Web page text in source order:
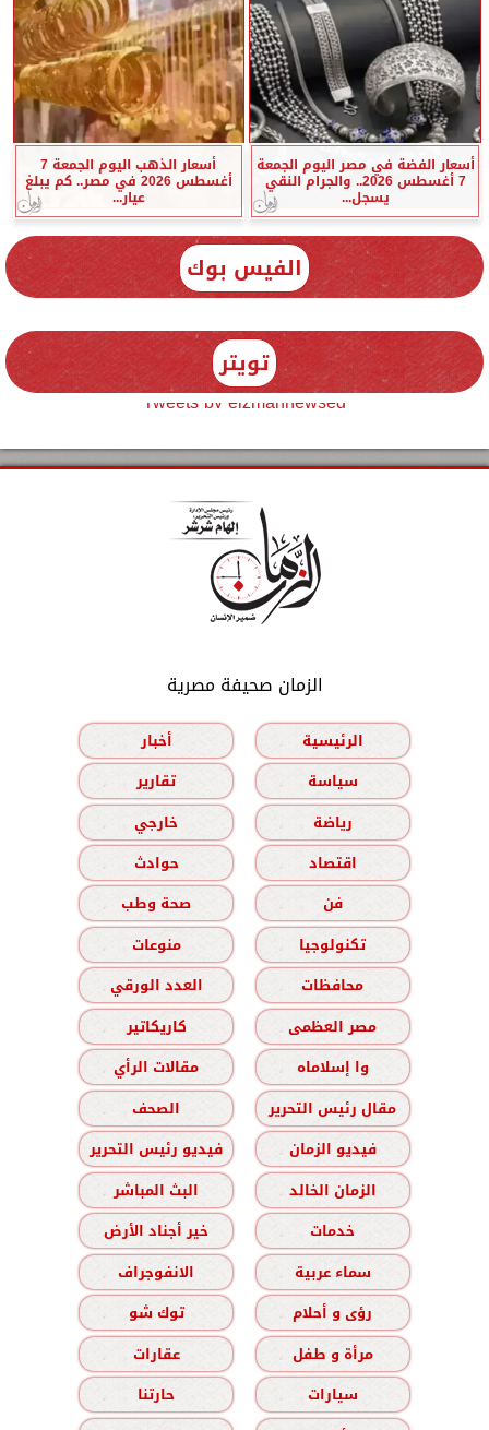
أسعار الفضة في مصر اليوم الجمعة
7 أغسطس 2026.. والجرام النقي
يسجل...
أسعار الذهب اليوم الجمعة 7
أغسطس 2026 في مصر.. كم يبلغ
عيار...
الفيس بوك
تويتر
Tweets by elzmannewseg
الزمان صحيفة مصرية
الرئيسية
أخبار
سياسة
تقارير
رياضة
خارجي
اقتصاد
حوادث
فن
صحة وطب
تكنولوجيا
منوعات
محافظات
العدد الورقي
مصر العظمى
كاريكاتير
وا إسلاماه
مقالات الرأي
مقال رئيس التحرير
الصحف
فيديو الزمان
فيديو رئيس التحرير
الزمان الخالد
البث المباشر
خدمات
خير أجناد الأرض
سماء عربية
الانفوجراف
رؤى و أحلام
توك شو
مرأة و طفل
عقارات
سيارات
حارتنا